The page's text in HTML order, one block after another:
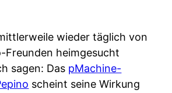
wieder täglich von
Freunden heimgesucht
sagen: Das pMachine-
scheint seine Wirkung